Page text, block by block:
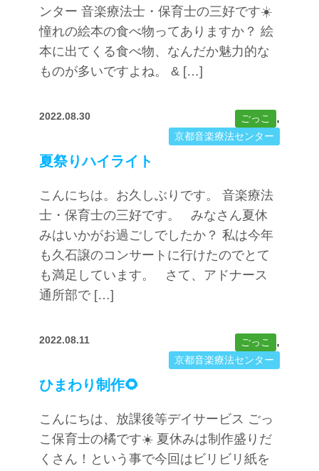
ンター 音楽療法士・保育士の三好です☀️
憧れの絵本の食べ物ってありますか？ 絵
本に出てくる食べ物、なんだか魅力的な
ものが多いですよね。 & […]
2022.08.30 ごっこ ,
京都音楽療法センター
夏祭りハイライト
こんにちは。お久しぶりです。 音楽療法
士・保育士の三好です。 みなさん夏休
みはいかがお過ごしでしたか？ 私は今年
も久石譲のコンサートに行けたのでとて
も満足しています。 さて、アドナース
通所部で […]
2022.08.11 ごっこ ,
京都音楽療法センター
ひまわり制作🌻
こんにちは、放課後等デイサービス ごっ
こ保育士の橘です☀️ 夏休みは制作盛りだ
くさん！という事で今回はビリビリ紙を